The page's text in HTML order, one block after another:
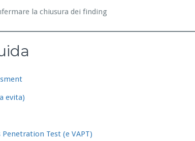
la chiusura dei finding
evita)
Test (e VAPT)